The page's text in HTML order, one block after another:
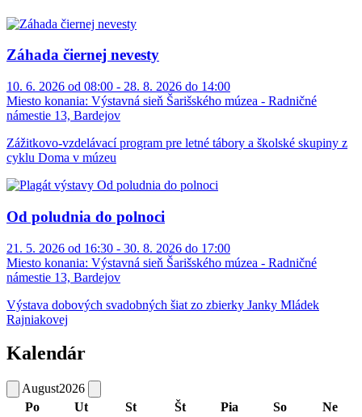
Záhada čiernej nevesty
10. 6. 2026 od 08:00 - 28. 8. 2026 do 14:00
Miesto konania: Výstavná sieň Šarišského múzea - Radničné
námestie 13, Bardejov
Zážitkovo-vzdelávací program pre letné tábory a školské skupiny z
cyklu Doma v múzeu
Od poludnia do polnoci
21. 5. 2026 od 16:30 - 30. 8. 2026 do 17:00
Miesto konania: Výstavná sieň Šarišského múzea - Radničné
námestie 13, Bardejov
Výstava dobových svadobných šiat zo zbierky Janky Mládek
Rajniakovej
Kalendár
August2026
Po
Ut St Št Pia So
Ne